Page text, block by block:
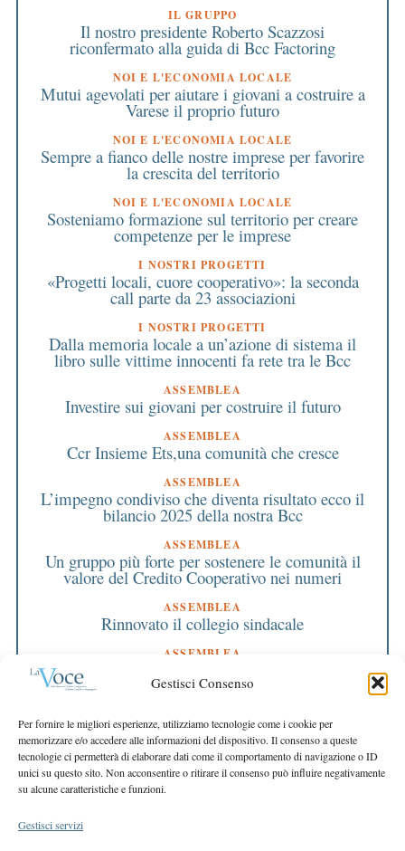
Gestisci Consenso
Per fornire le migliori esperienze, utilizziamo tecnologie come i cookie per
memorizzare e/o accedere alle informazioni del dispositivo. Il consenso a queste
tecnologie ci permetterà di elaborare dati come il comportamento di navigazione o ID
unici su questo sito. Non acconsentire o ritirare il consenso può influire negativamente
su alcune caratteristiche e funzioni.
Gestisci servizi
IL GRUPPO
Il nostro presidente Roberto Scazzosi
riconfermato alla guida di Bcc Factoring
NOI E L'ECONOMIA LOCALE
Mutui agevolati per aiutare i giovani a costruire a
Varese il proprio futuro
NOI E L'ECONOMIA LOCALE
Sempre a fianco delle nostre imprese per favorire
la crescita del territorio
NOI E L'ECONOMIA LOCALE
Sosteniamo formazione sul territorio per creare
competenze per le imprese
I NOSTRI PROGETTI
«Progetti locali, cuore cooperativo»: la seconda
call parte da 23 associazioni
I NOSTRI PROGETTI
Dalla memoria locale a un’azione di sistema il
libro sulle vittime innocenti fa rete tra le Bcc
ASSEMBLEA
Investire sui giovani per costruire il futuro
ASSEMBLEA
Ccr Insieme Ets,una comunità che cresce
ASSEMBLEA
L’impegno condiviso che diventa risultato ecco il
bilancio 2025 della nostra Bcc
ASSEMBLEA
Un gruppo più forte per sostenere le comunità il
valore del Credito Cooperativo nei numeri
ASSEMBLEA
Rinnovato il collegio sindacale
ASSEMBLEA
Bilancio approvato all’unanimità e 2 milioni
destinati al territorio
EDITORIALE DIRETTORE
Crescere restando riconoscibili
EDITORIALE PRESIDENTE
Costruire futuro insieme